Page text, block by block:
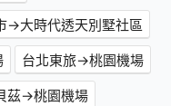
→大時代透天別墅社區
台北東旅→桃園機場
茲→桃園機場